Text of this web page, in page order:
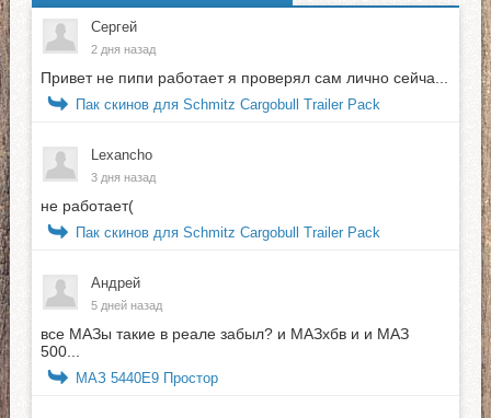
Сергей
2 дня назад
Привет не пипи работает я проверял сам лично сейча...
Пак скинов для Schmitz Cargobull Trailer Pack
Lexancho
3 дня назад
не работает(
Пак скинов для Schmitz Cargobull Trailer Pack
Андрей
5 дней назад
все МАЗы такие в реале забыл? и МАЗхбв и и МАЗ
500...
МАЗ 5440E9 Простор